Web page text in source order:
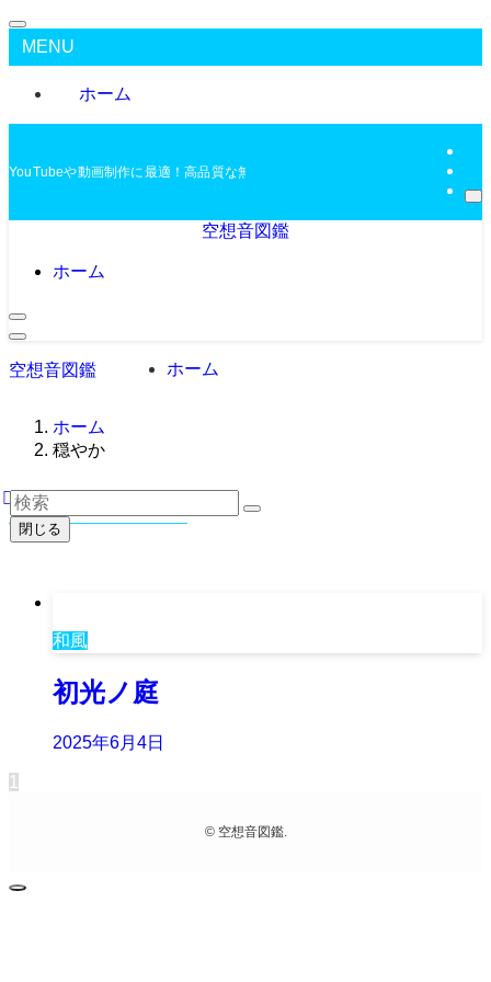
MENU
ホーム
YouTubeや動画制作に最適！高品質な無料BGMを配布中
空想音図鑑
ホーム
空想音図鑑 ホーム
ホーム
穏やか
穏やか
和風
初光ノ庭
2025年6月4日
1
©空想音図鑑.
閉じる